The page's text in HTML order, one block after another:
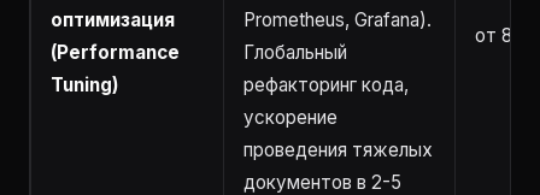
оптимизация
(Performance
Tuning)
Prometheus, Grafana).
Глобальный
рефакторинг кода,
ускорение
проведения тяжелых
документов в 2-5
от 8